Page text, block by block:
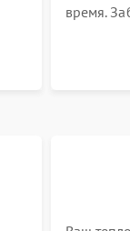
время.